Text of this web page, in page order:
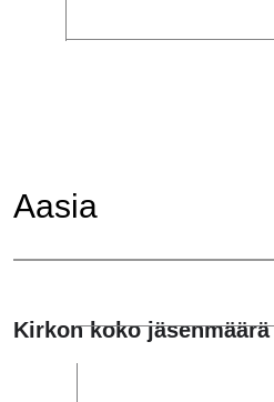
Aasia
Kirkon koko jäsenmäärä